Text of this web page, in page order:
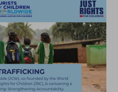
órganos […]